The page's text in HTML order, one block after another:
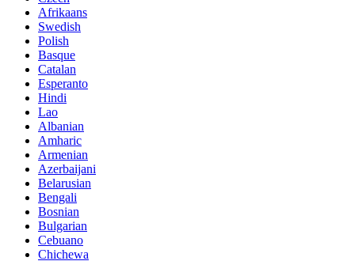
Afrikaans
Swedish
Polish
Basque
Catalan
Esperanto
Hindi
Lao
Albanian
Amharic
Armenian
Azerbaijani
Belarusian
Bengali
Bosnian
Bulgarian
Cebuano
Chichewa